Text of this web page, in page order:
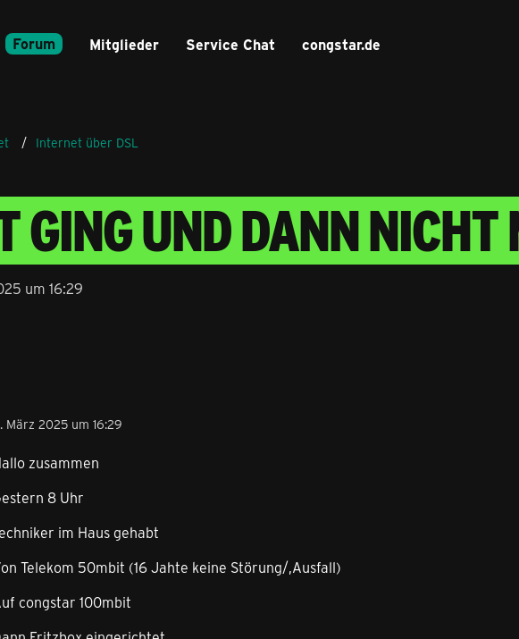
Forum Mitglieder Service Chat congstar.de
Internet über DSL
GING UND DANN NICHT
um 16:29
März 2025 um 16:29
zusammen
8 Uhr
im Haus gehabt
Telekom 50mbit (16 Jahte keine Störung/,Ausfall)
congstar 100mbit